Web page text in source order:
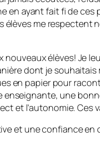
en ayant fait fi de
me respectent
nouveaux élèves! Je
dont je
en papier pour
une
et l’autonomie.
et une confiance